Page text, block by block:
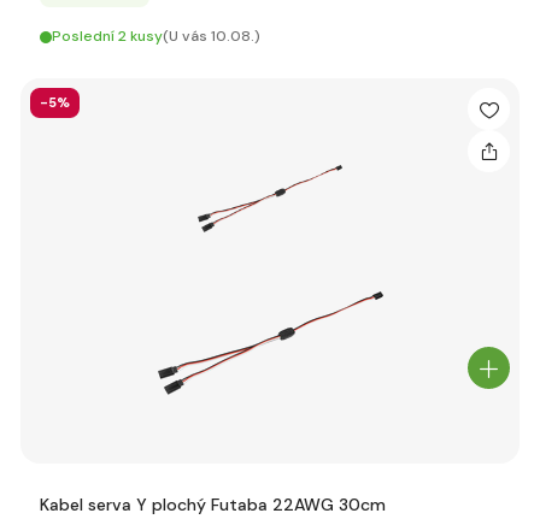
Poslední 2 kusy(U vás 10.08.)
-5%
Kabel serva Y plochý Futaba 22AWG 30cm